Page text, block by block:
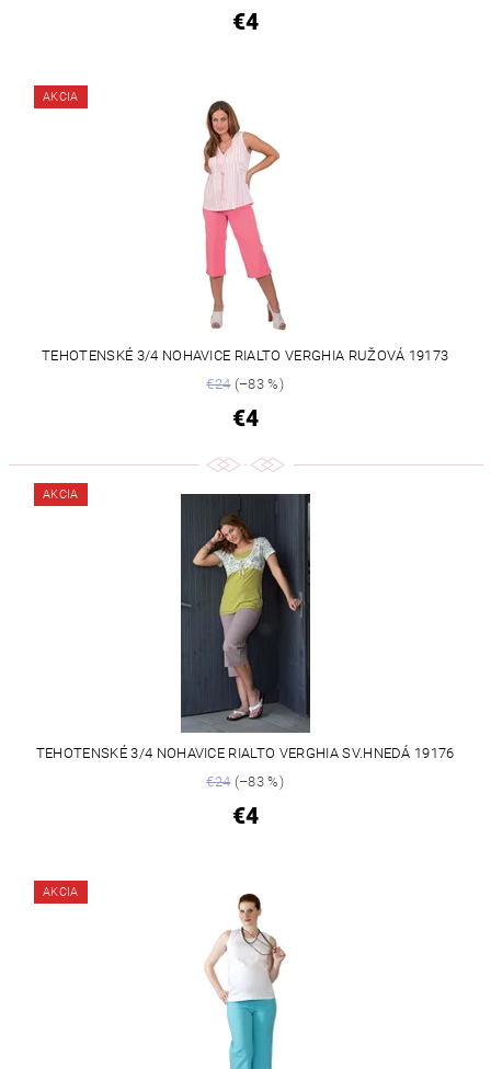
€4
AKCIA
TEHOTENSKÉ 3/4 NOHAVICE RIALTO VERGHIA RUŽOVÁ 19173
€24(–83 %)
€4
AKCIA
TEHOTENSKÉ 3/4 NOHAVICE RIALTO VERGHIA SV.HNEDÁ 19176
€24(–83 %)
€4
AKCIA